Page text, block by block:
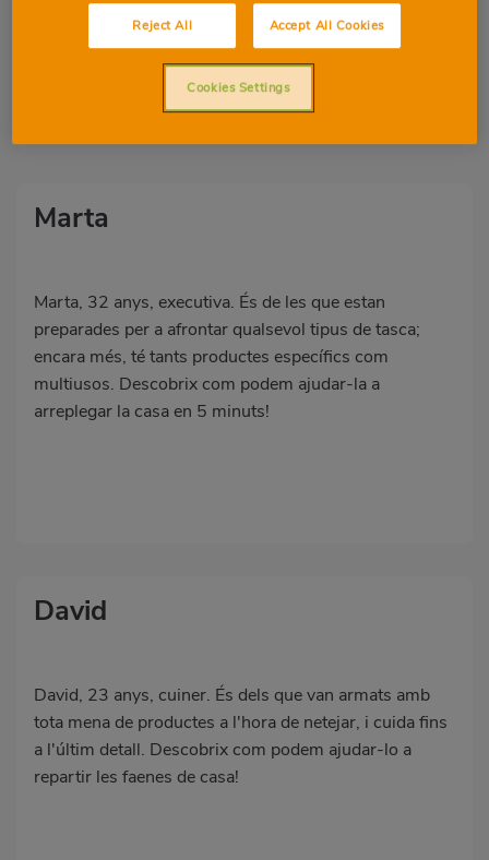
Marta
Marta, 32 anys, executiva. És de les que estan
preparades per a afrontar qualsevol tipus de tasca;
encara més, té tants productes específics com
multiusos. Descobrix com podem ajudar-la a
arreplegar la casa en 5 minuts!
David
David, 23 anys, cuiner. És dels que van armats amb
tota mena de productes a l'hora de netejar, i cuida fins
a l'últim detall. Descobrix com podem ajudar-lo a
repartir les faenes de casa!
Reject All Accept All Cookies
Cookies Settings